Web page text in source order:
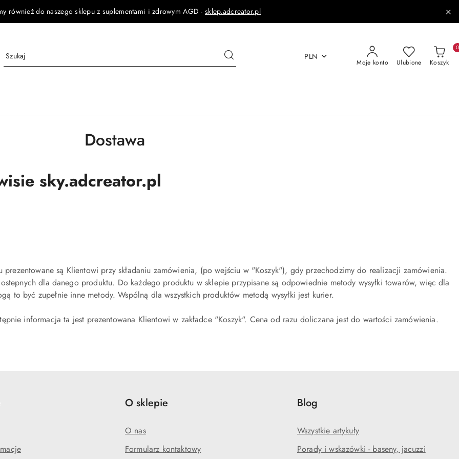
również do naszego sklepu z suplementami i zdrowym AGD - sklep.adcreator.pl
PLN
Moje konto Ulubione Koszyk
0
Dostawa
sky.adcreator.pl
prezentowane są Klientowi przy składaniu zamówienia, (po wejściu w "Koszyk"), gdy przechodzimy do realizacji zamówienia.
dla danego produktu. Do każdego produktu w sklepie przypisane są odpowiednie metody wysyłki towarów, więc dla
to być zupełnie inne metody. Wspólną dla wszystkich produktów metodą wysyłki jest kurier.
informacja ta jest prezentowana Klientowi w zakładce "Koszyk". Cena od razu doliczana jest do wartości zamówienia.
O sklepie
O nas
Formularz kontaktowy
Blog
Wszystkie artykuły
Porady i wskazówki - baseny, jacuzzi